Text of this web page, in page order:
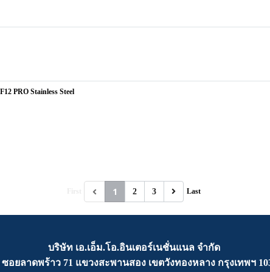
PRO Stainless Steel
1 2 3 Last
บริษัท เอ.เอ็ม.โอ.อินเตอร์เนชั่นแนล จำกัด
ซอยลาดพร้าว 71 แขวงสะพานสอง เขตวังทองหลาง กรุงเทพฯ